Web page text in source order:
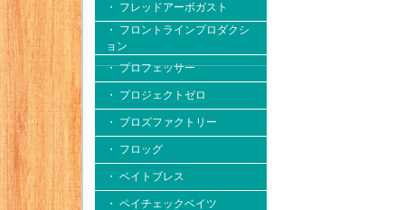
・ フレッドアーボガスト
・ フロントラインプロダクシ
ョン
・ プロフェッサー
・ プロジェクトゼロ
・ プロズファクトリー
・ フロッグ
・ ベイトブレス
・ ペイチェックベイツ